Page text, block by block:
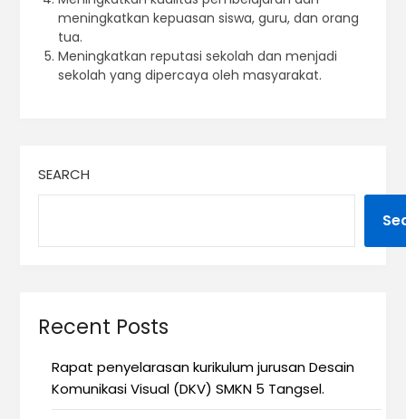
meningkatkan kepuasan siswa, guru, dan orang
tua.
Meningkatkan reputasi sekolah dan menjadi
sekolah yang dipercaya oleh masyarakat.
SEARCH
Recent Posts
Rapat penyelarasan kurikulum jurusan Desain
Komunikasi Visual (DKV) SMKN 5 Tangsel.